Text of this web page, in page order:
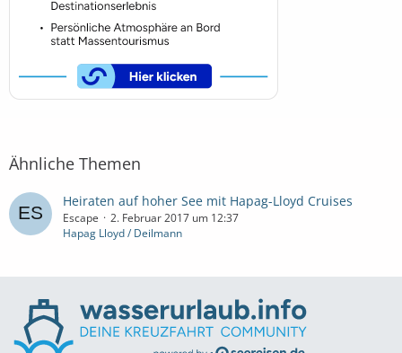
Ähnliche Themen
Heiraten auf hoher See mit Hapag-Lloyd Cruises
Escape
2. Februar 2017 um 12:37
Hapag Lloyd / Deilmann